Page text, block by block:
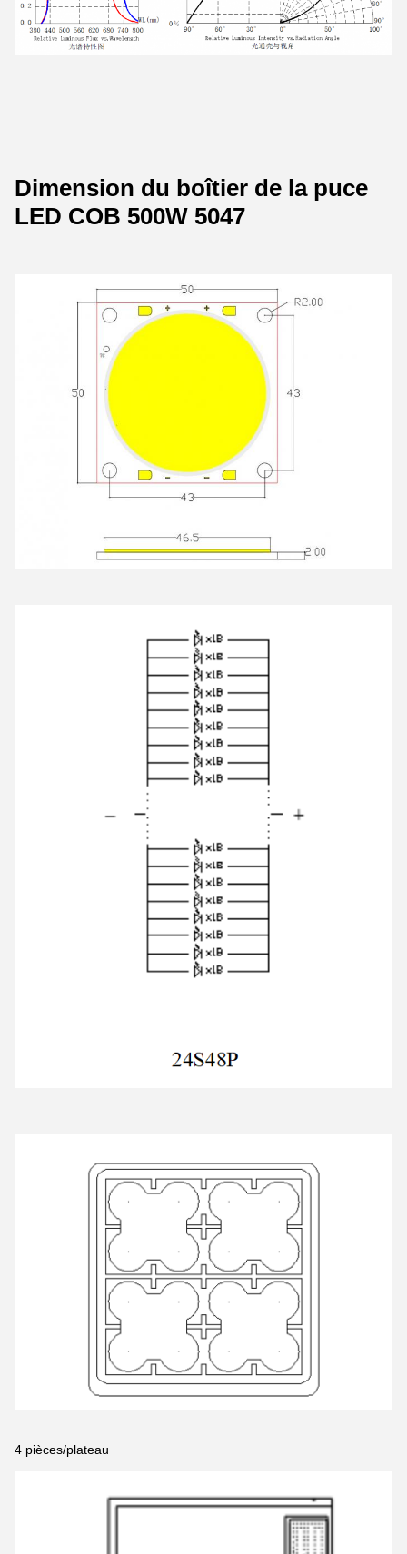
Dimension du boîtier de la puce
LED COB 500W 5047
4 pièces/plateau